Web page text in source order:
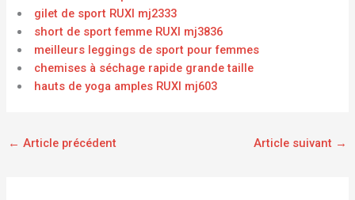
gilet de sport RUXI mj2333
short de sport femme RUXI mj3836
meilleurs leggings de sport pour femmes
chemises à séchage rapide grande taille
hauts de yoga amples RUXI mj603
← Article précédent Article suivant →